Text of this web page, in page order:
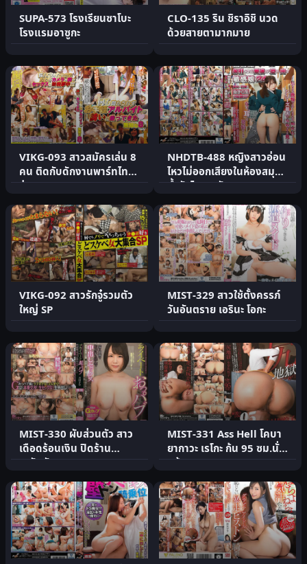
SUPA-573 โรงเรียนซาโบะ
โรงแรมอาซูกะ
CLO-135 ริน ชิราอิชิ นวด
ด้วยสายตามากมาย
VIKG-093 สาวสมัครเล่น 8
คน ติดกับดักงานพาร์ทไทม์
ง่ายๆ
NHDTB-488 หญิงสาวอ่อน
ไหวไม่ออกเสียงในห้องสมุด
น้ำรักไหลทะลัก
VIKG-092 สาวรักจู๋รวมตัว
ใหญ่ SP
MIST-329 สาวใช้ตั้งครรภ์
วันอันตราย เอรินะ โอกะ
MIST-330 ผับส่วนตัว สาว
เดือดร้อนเงิน ปิดร้าน
กะทันหัน
MIST-331 Ass Hell โคบา
ยากาวะ เรโกะ ก้น 95 ซม.นั่ง
หน้านรก